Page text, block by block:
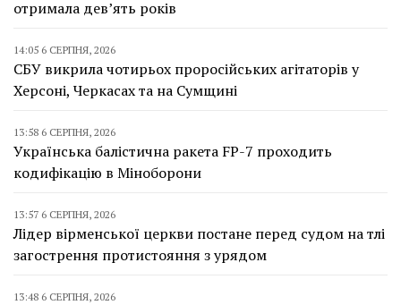
отримала дев’ять років
14:05 6 СЕРПНЯ, 2026
СБУ викрила чотирьох проросійських агітаторів у
Херсоні, Черкасах та на Сумщині
13:58 6 СЕРПНЯ, 2026
Українська балістична ракета FP-7 проходить
кодифікацію в Міноборони
13:57 6 СЕРПНЯ, 2026
Лідер вірменської церкви постане перед судом на тлі
загострення протистояння з урядом
13:48 6 СЕРПНЯ, 2026